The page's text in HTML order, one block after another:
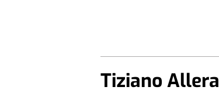
Tiziano Allera